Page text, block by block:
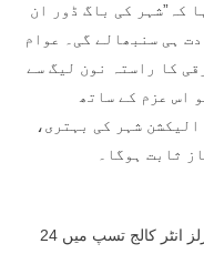
کہ”شہر کی باگ ڈور ان
ہی سنبھالے گی۔ عوام
کا راستہ نون لیگ سے
اس عزم کے ساتھ
الیکشن شہر کی بہتری،
ثابت ہوگا۔
تسپ، پنجگور 25 نومبر 2025: گورنمنٹ گرلز انٹر کالج تسپ میں 24